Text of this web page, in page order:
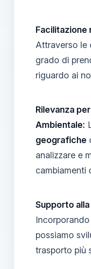
Facilitazione
Attraverso le
grado di
riguardo ai
Rilevanza
Ambientale:
geografiche
analizzare e
cambiamenti
Supporto
possiamo
trasporto più